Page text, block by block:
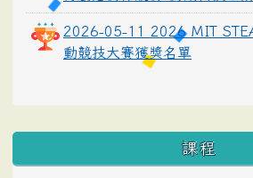
2026-05-11 2026 MIT
動競技大賽獲獎名單
課程